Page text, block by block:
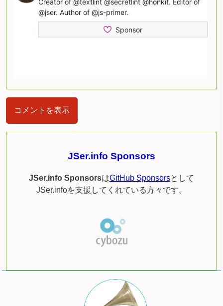
コメントを表示
JSer.info Sponsors
JSer.info SponsorsはGitHub Sponsorsとして
JSer.infoを支援してくれている方々です。